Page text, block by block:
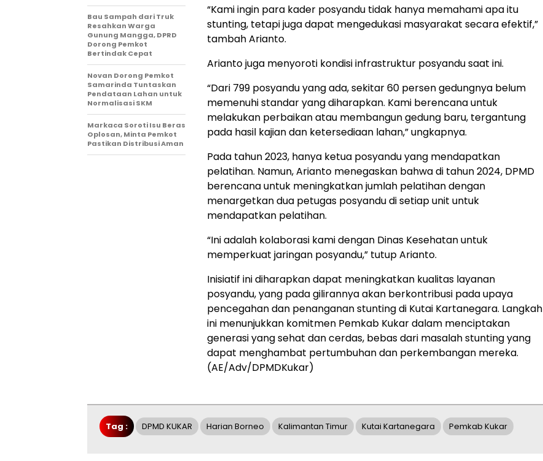
“Kami ingin para kader posyandu tidak hanya memahami apa itu
stunting, tetapi juga dapat mengedukasi masyarakat secara efektif,”
tambah Arianto.
Arianto juga menyoroti kondisi infrastruktur posyandu saat ini.
“Dari 799 posyandu yang ada, sekitar 60 persen gedungnya belum
memenuhi standar yang diharapkan. Kami berencana untuk
melakukan perbaikan atau membangun gedung baru, tergantung
pada hasil kajian dan ketersediaan lahan,” ungkapnya.
Pada tahun 2023, hanya ketua posyandu yang mendapatkan
pelatihan. Namun, Arianto menegaskan bahwa di tahun 2024, DPMD
berencana untuk meningkatkan jumlah pelatihan dengan
menargetkan dua petugas posyandu di setiap unit untuk
mendapatkan pelatihan.
“Ini adalah kolaborasi kami dengan Dinas Kesehatan untuk
memperkuat jaringan posyandu,” tutup Arianto.
Inisiatif ini diharapkan dapat meningkatkan kualitas layanan
posyandu, yang pada gilirannya akan berkontribusi pada upaya
pencegahan dan penanganan stunting di Kutai Kartanegara. Langkah
ini menunjukkan komitmen Pemkab Kukar dalam menciptakan
generasi yang sehat dan cerdas, bebas dari masalah stunting yang
dapat menghambat pertumbuhan dan perkembangan mereka.
(AE/Adv/DPMDKukar)
Bau Sampah dari Truk
Resahkan Warga
Gunung Mangga, DPRD
Dorong Pemkot
Bertindak Cepat
Novan Dorong Pemkot
Samarinda Tuntaskan
Pendataan Lahan untuk
Normalisasi SKM
Markaca Soroti Isu Beras
Oplosan, Minta Pemkot
Pastikan Distribusi Aman
Tag : DPMD KUKAR Harian Borneo Kalimantan Timur Kutai Kartanegara Pemkab Kukar